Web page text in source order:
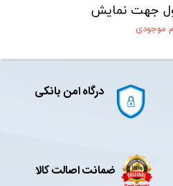
جهت نمایش
موجودی
درگاه امن بانکی
ضمانت اصالت کالا